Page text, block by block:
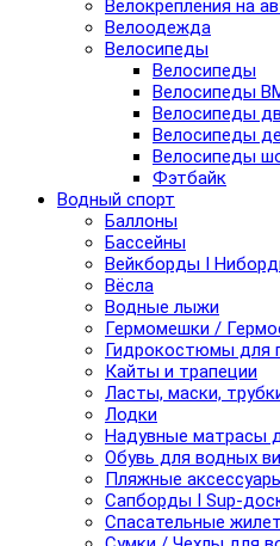
Велокрепления на
Велоодежда
Велосипеды
Велосипеды
Велосипеды
Велосипеды
Велосипеды
Велосипеды
Фэтбайк
Водный спорт
Баллоны
Бассейны
Вейкборды I
Вёсла
Водные лыжи
Гермомешки /
Гидрокостюмы для
Кайты и трапеции
Ласты, маски,
Лодки
Надувные матрасы
Обувь для водных
Пляжные
Сапборды I Sup-
Спасательные